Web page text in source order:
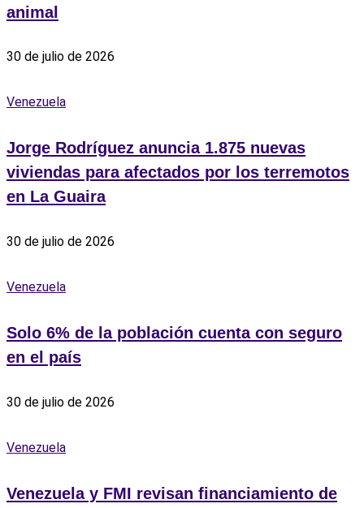
animal
30 de julio de 2026
Venezuela
Jorge Rodríguez anuncia 1.875 nuevas
viviendas para afectados por los terremotos
en La Guaira
30 de julio de 2026
Venezuela
Solo 6% de la población cuenta con seguro
en el país
30 de julio de 2026
Venezuela
Venezuela y FMI revisan financiamiento de